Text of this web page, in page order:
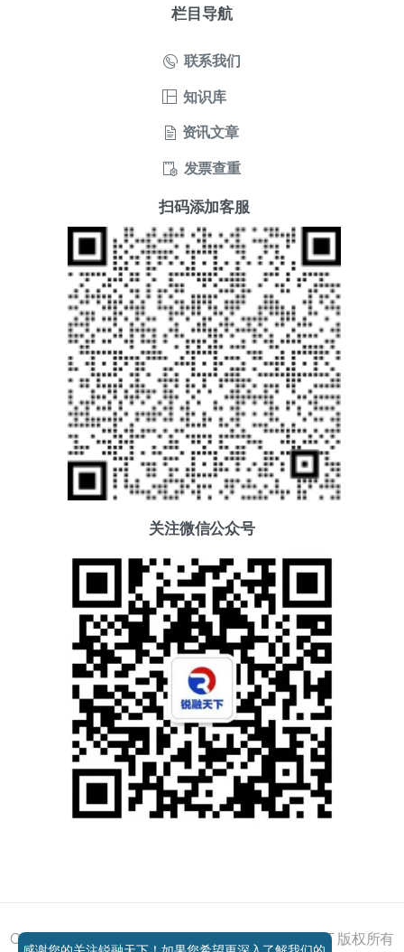
栏目导航
联系我们
知识库
资讯文章
发票查重
扫码添加客服
关注微信公众号
Copyright © 2011 - 2026 All right reserved 锐融天下 版权所有
添加好友
电话咨询